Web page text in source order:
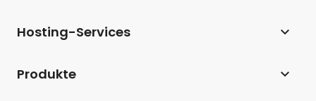
Hosting-Services
Produkte